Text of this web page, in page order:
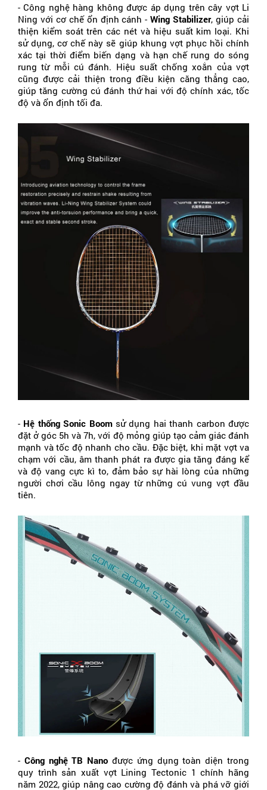
- Công nghệ hàng không được áp dụng trên cây vợt Li
Ning với cơ chế ổn định cánh - Wing Stabilizer, giúp cải
thiện kiểm soát trên các nét và hiệu suất kim loại. Khi
sử dụng, cơ chế này sẽ giúp khung vợt phục hồi chính
xác tại thời điểm biến dạng và hạn chế rung do sóng
rung từ mỗi cú đánh. Hiệu suất chống xoắn của vợt
cũng được cải thiện trong điều kiện căng thẳng cao,
giúp tăng cường cú đánh thứ hai với độ chính xác, tốc
độ và ổn định tối đa.
- Hệ thống Sonic Boom sử dụng hai thanh carbon được
đặt ở góc 5h và 7h, với độ mỏng giúp tạo cảm giác đánh
mạnh và tốc độ nhanh cho cầu. Đặc biệt, khi mặt vợt va
chạm với cầu, âm thanh phát ra được gia tăng đáng kể
và độ vang cực kì to, đảm bảo sự hài lòng của những
người chơi cầu lông ngay từ những cú vung vợt đầu
tiên.
- Công nghệ TB Nano được ứng dụng toàn diện trong
quy trình sản xuất vợt Lining Tectonic 1 chính hãng
năm 2022, giúp nâng cao cường độ đánh và phá vỡ giới